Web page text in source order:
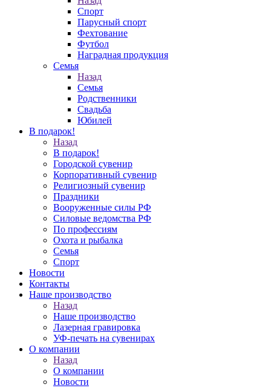
Спорт
Парусный спорт
Фехтование
Футбол
Наградная продукция
Семья
Назад
Семья
Родственники
Свадьба
Юбилей
В подарок!
Назад
В подарок!
Городской сувенир
Корпоративный сувенир
Религиозный сувенир
Праздники
Вооруженные силы РФ
Силовые ведомства РФ
По профессиям
Охота и рыбалка
Семья
Спорт
Новости
Контакты
Наше производство
Назад
Наше производство
Лазерная гравировка
УФ-печать на сувенирах
О компании
Назад
О компании
Новости